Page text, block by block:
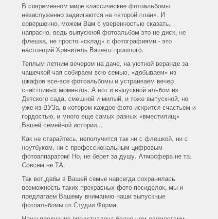
В современном мире классические фотоальбомы
незаслуженно задвигаются на «второй план». И
совершенно, можем Вам с уверенностью сказать,
напрасно, ведь выпускной фотоальбом это не диск, не
флешка, не просто «склад» с фотографиями - это
настоящий Хранитель Вашего прошлого.
Теплым летним вечером на даче, на уютной веранде за
чашечкой чая собираем всю семью, «добываем» из
шкафов все-все фотоальбомы и устраиваем вечер
счастливых моментов. А вот и выпускной альбом из
Детского сада, смешной и милый, и тоже выпускной, но
уже из ВУЗа, в котором каждое фото искрится счастьем и
гордостью, и много еще самых разных «вместилищ»
Вашей семейной истории...
Как не старайтесь, неполучится так ни с флешкой, ни с
ноутбуком, ни с профессиональным цифровым
фотоаппаратом! Но, не берет за душу. Атмосфера не та.
Совсем не ТА.
Так вот,дабы в Вашей семье навсегда сохранилась
возможность таких прекрасных фото-посиделок, мы и
предлагаем Вашему вниманию наши выпускные
фотоальбомы от Студии Форма.